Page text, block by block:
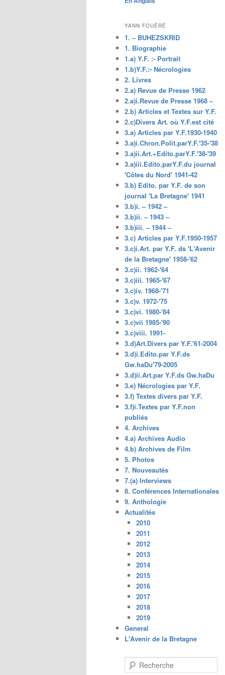
principal
YANN FOUÉRÉ
1. – BUHEZSKRID
1. Biographie
1.a) Y.F. :- Portrait
1.b)Y.F.:- Nécrologies
2. Livres
2.a) Revue de Presse 1962
2.a)i.Revue de Presse 1968 –
2.b) Articles et Textes sur Y.F.
2.c)Divers Art. où Y.F.est cité
3.a) Articles par Y.F.1930-1940
3.a)i.Chron.Polit.parY.F.'35-'38
3.a)ii.Art.+Edito.parY.F.'38-'39
3.a)iii.Edito.parY.F.du journal
'Côtes du Nord' 1941-42
3.b) Edito. par Y.F. de son
journal 'La Bretagne' 1941
3.b)i. – 1942 –
3.b)ii. – 1943 –
3.b)iii. – 1944 –
3.c) Articles par Y.F.1950-1957
3.c)i.Art. par Y.F. ds 'L'Avenir
de la Bretagne' 1958-'62
3.c)ii. 1962-'64
3.c)iii. 1965-'67
3.c)iv. 1968-'71
3.c)v. 1972-'75
3.c)vi. 1980-'84
3.c)vii 1985-'90
3.c)viii. 1991-
3.d)Art.Divers par Y.F.'61-2004
3.d)i.Edito.par Y.F.ds
Gw.haDu'79-2005
3.d)ii.Art.par Y.F.ds Gw.haDu
3.e) Nécrologies par Y.F.
3.f) Textes divers par Y.F.
3.f)i.Textes par Y.F.non
publiés
4. Archives
4.a) Archives Audio
4.b) Archives de Film
5. Photos
7. Nouveautés
7.(a) Interviews
8. Conférences Internationales
9. Anthologie
Actualités
2010
2011
2012
2013
2014
2015
2016
2017
2018
2019
General
L'Avenir de la Bretagne
e